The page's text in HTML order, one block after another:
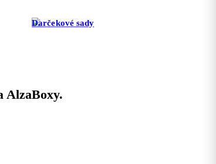
Darčekové sady
AlzaBoxy.